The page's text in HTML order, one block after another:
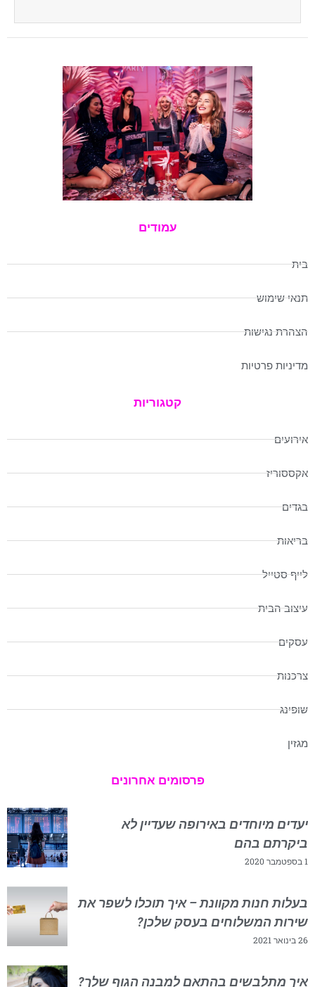
עמודים
בית
תנאי שימוש
הצהרת נגישות
מדיניות פרטיות
קטגוריות
אירועים
אקססוריז
בגדים
בריאות
לייף סטייל
עיצוב הבית
עסקים
צרכנות
שופינג
מגזין
פרסומים אחרונים
יעדים מיוחדים באירופה שעדיין לא
ביקרתם בהם
1 בספטמבר 2020
בעלות חנות מקוונת – איך תוכלו לשפר את
שירות המשלוחים בעסק שלכן?
26 בינואר 2021
איך מתלבשים בהתאם למבנה הגוף שלך?